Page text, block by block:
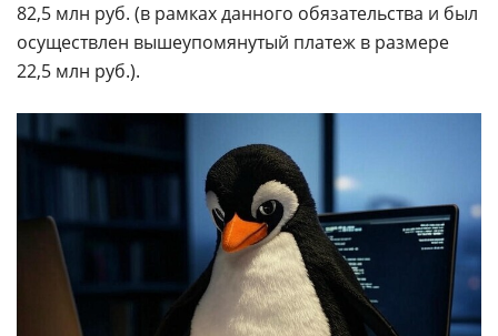
82,5 млн руб. (в рамках данного обязательства и был
осуществлен вышеупомянутый платеж в размере
22,5 млн руб.).